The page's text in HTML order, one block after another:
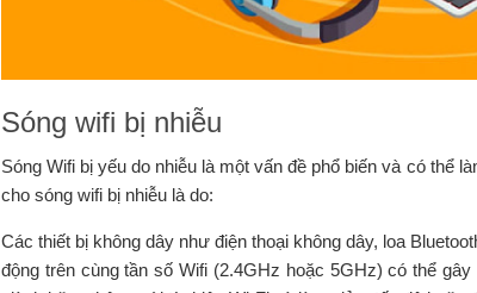
Sóng wifi bị nhiễu
Sóng Wifi bị yếu do nhiễu là một vấn đề phổ biến và có thể
cho sóng wifi bị nhiễu là do:
Các thiết bị không dây như điện thoại không dây, loa
động trên cùng tần số Wifi (2.4GHz hoặc 5GHz) có thể